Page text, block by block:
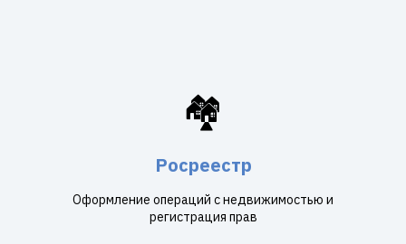
🏘️
Росреестр
Оформление операций с недвижимостью и
регистрация прав